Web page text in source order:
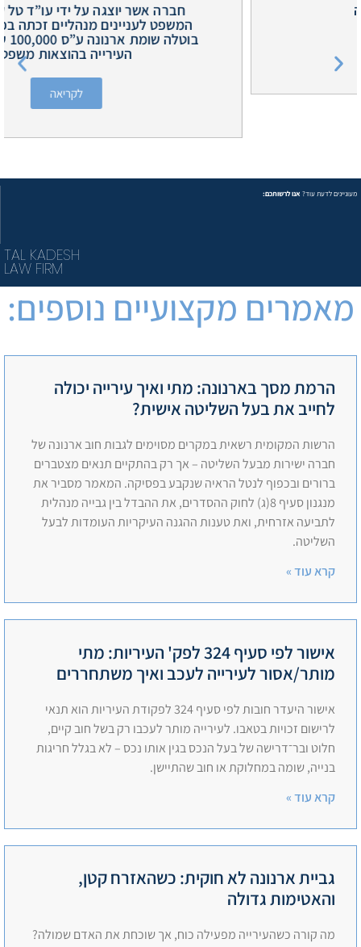
חברה אשר יוצגה על ידי עו”ד טל קדש בבית
המשפט לעניינים מנהליים זכתה בפסק דין לפיו
בוטלה שומת ארנונה ע”ס 100,000 ש”ח תוך חיוב
העירייה בהוצאות משפט
מעוניינים לדעת עוד? אנו לרשותכם:
TAL KADESH
LAW FIRM
מאמרים מקצועיים נוספים:
הרמת מסך בארנונה: מתי ואיך עירייה יכולה
לחייב את בעל השליטה אישית?
הרשות המקומית רשאית במקרים מסוימים לגבות חוב ארנונה של
חברה ישירות מבעל השליטה – אך רק בהתקיים תנאים מצטברים
ברורים ובכפוף לנטל הראיה שנקבע בפסיקה. המאמר מסביר את
מנגנון סעיף 8(ג) לחוק ההסדרים, את ההבדל בין גבייה מנהלית
לתביעה אזרחית, ואת טענות ההגנה העיקריות העומדות לבעל
השליטה.
קרא עוד »
אישור לפי סעיף 324 לפק' העיריות: מתי
מותר/אסור לעירייה לעכב ואיך משתחררים
אישור היעדר חובות לפי סעיף 324 לפקודת העיריות הוא תנאי
לרישום זכויות בטאבו. לעירייה מותר לעכבו רק בשל חוב קיים,
חלוט ובר־דרישה של בעל הנכס בגין אותו נכס – לא בגלל חריגות
בנייה, שומה במחלוקת או חוב שהתיישן.
קרא עוד »
גביית ארנונה לא חוקית: כשהאזרח קטן,
והאטימות גדולה
מה קורה כשהעירייה מפעילה כוח, אך שוכחת את האדם שמולה?